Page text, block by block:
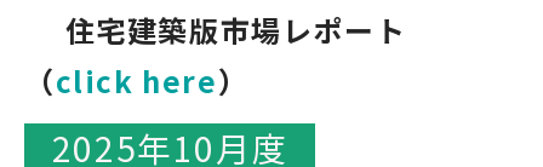
住宅建築版市場レポート
（click here）
2025年10月度